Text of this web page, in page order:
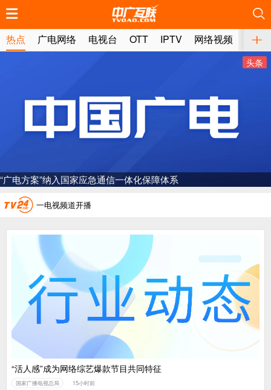
热点 广电网络 电视台 OTT IPTV 网络视频 媒体
头条
“广电方案”纳入国家应急通信一体化保障体系
广电总局对互联网电视自动续费专项治理
AI赋能微短剧产业“沪8条”发布
一电视频道开播
“纵深推进”系统性变革，广电媒体如何发力？
“一省一网”，中国广电为何走了二十年？
广电总局对互联网电视自动续费专项治理
中国广电：编制一体化电视技术标准白皮书
推荐
“活人感”成为网络综艺爆款节目共同特征
国家广播电视总局 15小时前
推荐
推荐
推荐
推荐
推荐
推荐
推荐
推荐
推荐
推荐
推荐
推荐
推荐
推荐
推荐
推荐
推荐
推荐
推荐